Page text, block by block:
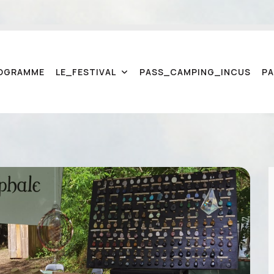
GRAMME LE FESTIVAL PASS CAMPING INCUS PA